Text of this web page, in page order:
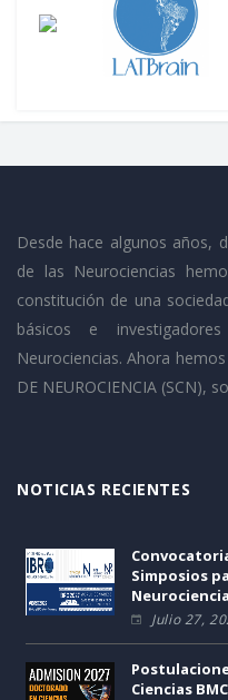
Desde hace algunos años,
de las Neurociencias
constitución de una
básicos e
Neurociencias. Ahora
DE NEUROCIENCIA (SCN),
NOTICIAS RECIENTES
Simposios
Neurociencia
Julio 27,
Ciencias